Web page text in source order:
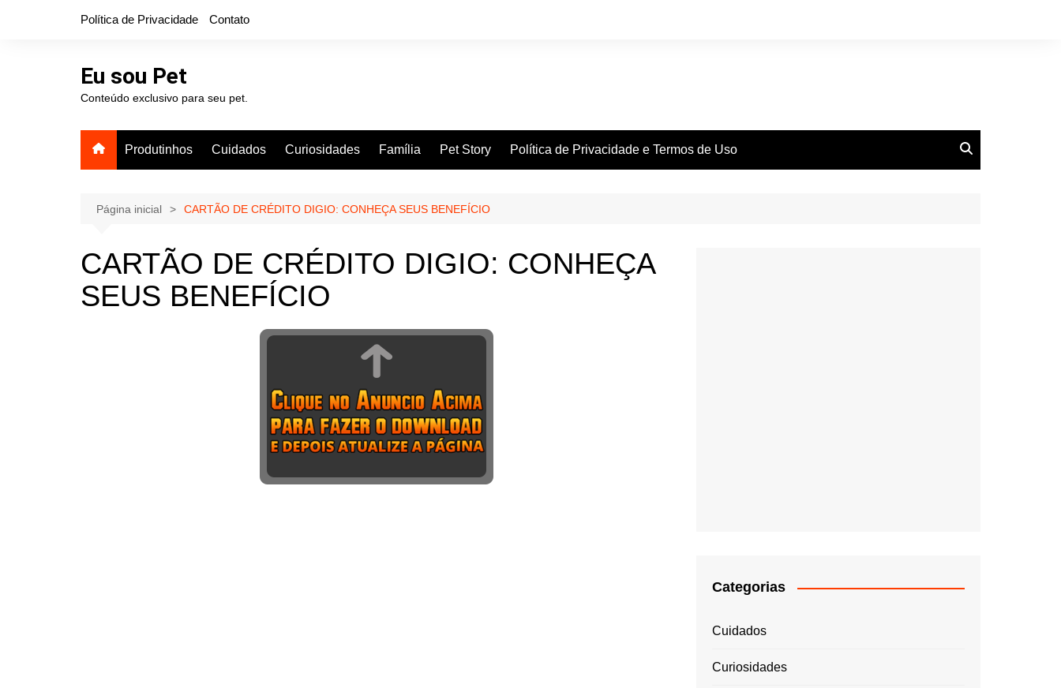
Política de Privacidade Contato
Eu sou Pet
Conteúdo exclusivo para seu pet.
Produtinhos Cuidados Curiosidades Família Pet Story Política de Privacidade e Termos de Uso
Página inicial CARTÃO DE CRÉDITO DIGIO: CONHEÇA SEUS BENEFÍCIO
CARTÃO DE CRÉDITO DIGIO: CONHEÇA
SEUS BENEFÍCIO
Categorias
Cuidados
Curiosidades